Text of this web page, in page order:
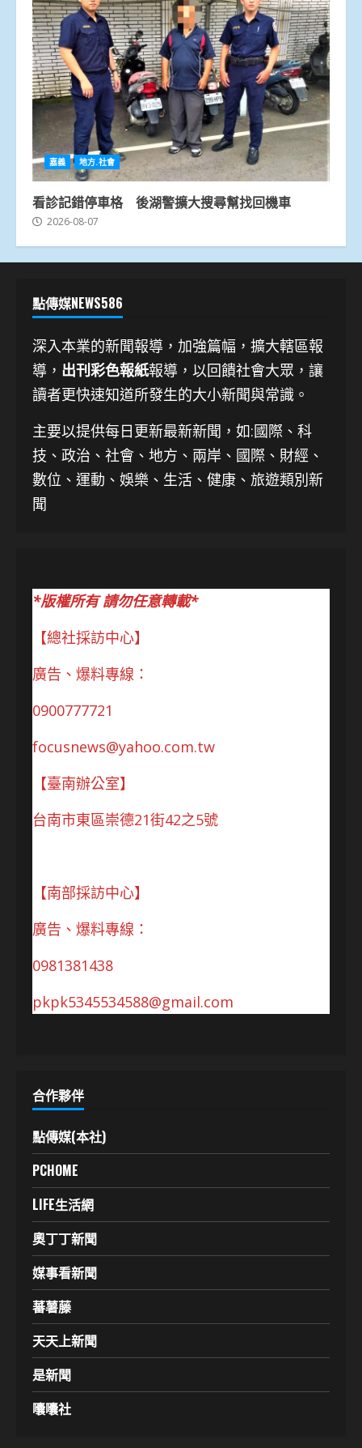
嘉義 地方.社會
看診記錯停車格 後湖警擴大搜尋幫找回機車
2026-08-07
點傳媒NEWS586
深入本業的新聞報導，加強篇幅，擴大轄區報
導， 出刊彩色報紙報導，以回饋社會大眾，讓
讀者更快速知道所發生的大小新聞與常識。
主要以提供每日更新最新新聞 ，如:國際、科
技、 政治、社會、地方、兩岸、國際、財經、
數位、運動、娛樂、生活、健康、旅遊類別新
聞
*版權所有 請勿任意轉載*
【總社採訪中心】
廣告、爆料專線：
0900777721
focusnews@yahoo.com.tw
【臺南辦公室】
台南市東區崇德21街42之5號
【南部採訪中心】
廣告、爆料專線：
0981381438
pkpk5345534588@gmail.com
合作夥伴
點傳媒(本社)
PCHOME
LIFE生活網
奧丁丁新聞
媒事看新聞
蕃薯藤
天天上新聞
是新聞
囔囔社